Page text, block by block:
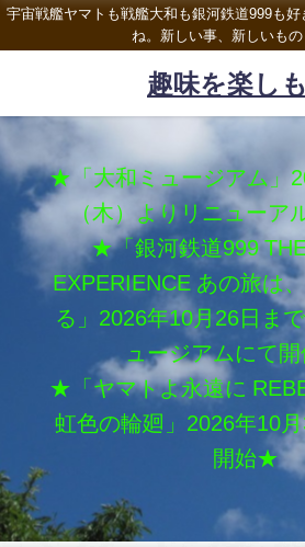
宇宙戦艦ヤマトも戦艦大和も銀河鉄道999も
ね。新しい事、新しいもの
趣味を楽し
★「大和ミュージアム」
（木）よりリニュー
★「銀河鉄道999
EXPERIENCE あの旅は
る」2026年10月26日ま
ュージアムにて
★「ヤマトよ永遠に
虹色の輪廻」2026年10
開始★